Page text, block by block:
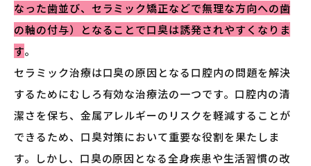
なった歯並び、セラミック矯正などで無理な方向への歯
の軸の付与）となることで口臭は誘発されやすくなりま
す。
セラミック治療は口臭の原因となる口腔内の問題を解決
するためにむしろ有効な治療法の一つです。口腔内の清
潔さを保ち、金属アレルギーのリスクを軽減することが
できるため、口臭対策において重要な役割を果たしま
す。しかし、口臭の原因となる全身疾患や生活習慣の改